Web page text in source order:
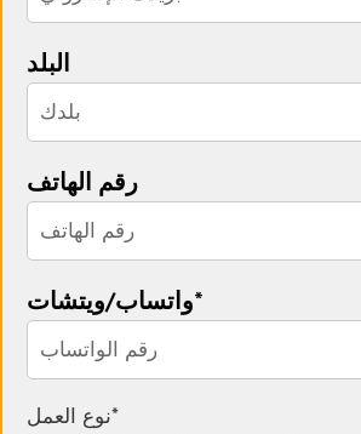
البلد
رقم الهاتف
واتساب/ويتشات*
نوع العمل*